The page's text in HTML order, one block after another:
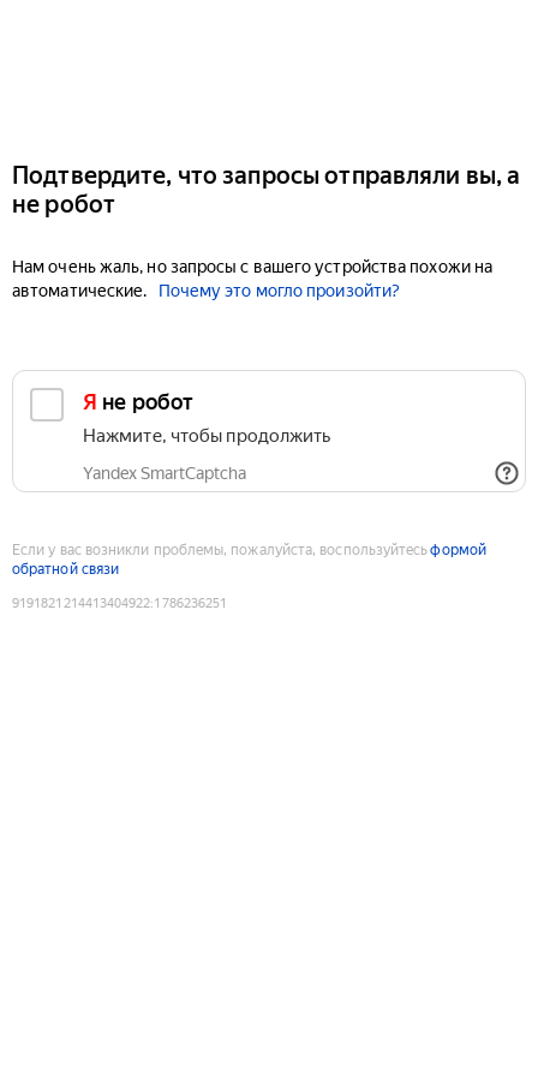
Подтвердите, что запросы отправляли вы, а
не робот
Нам очень жаль, но запросы с вашего устройства похожи на
автоматические.
Почему это могло произойти?
Я не робот
Нажмите, чтобы продолжить
Yandex SmartCaptcha
Если у вас возникли проблемы, пожалуйста, воспользуйтесьформой
обратной связи
9191821214413404922:1786236251